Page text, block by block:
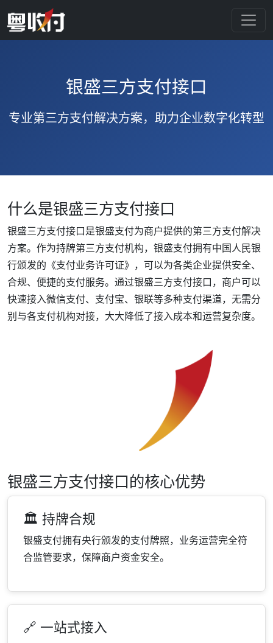
银盛三方支付接口
专业第三方支付解决方案，助力企业数字化转型
什么是银盛三方支付接口
银盛三方支付接口是银盛支付为商户提供的第三方支付解决
方案。作为持牌第三方支付机构，银盛支付拥有中国人民银
行颁发的《支付业务许可证》，可以为各类企业提供安全、
合规、便捷的支付服务。通过银盛三方支付接口，商户可以
快速接入微信支付、支付宝、银联等多种支付渠道，无需分
别与各支付机构对接，大大降低了接入成本和运营复杂度。
银盛三方支付接口的核心优势
🏛️ 持牌合规
银盛支付拥有央行颁发的支付牌照，业务运营完全符
合监管要求，保障商户资金安全。
🔗 一站式接入